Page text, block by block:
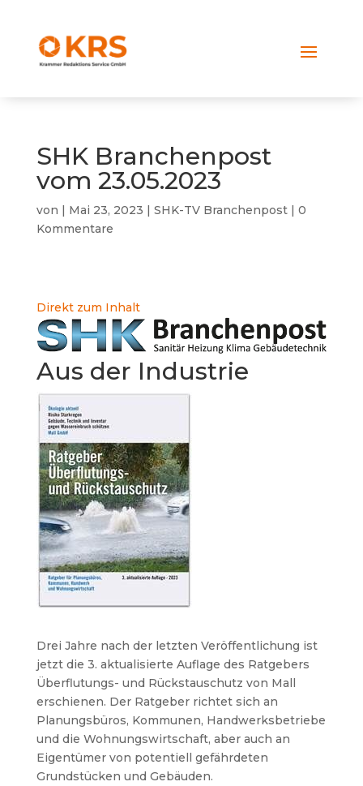
SHK Branchenpost
vom 23.05.2023
von | Mai 23, 2023 | SHK-TV Branchenpost| 0
Kommentare
Direkt zum Inhalt
Aus der Industrie
Drei Jahre nach der letzten Veröffentlichung ist
jetzt die 3. aktualisierte Auflage des Ratgebers
Überflutungs- und Rückstauschutz von Mall
erschienen. Der Ratgeber richtet sich an
Planungsbüros, Kommunen, Handwerksbetriebe
und die Wohnungswirtschaft, aber auch an
Eigentümer von potentiell gefährdeten
Grundstücken und Gebäuden.